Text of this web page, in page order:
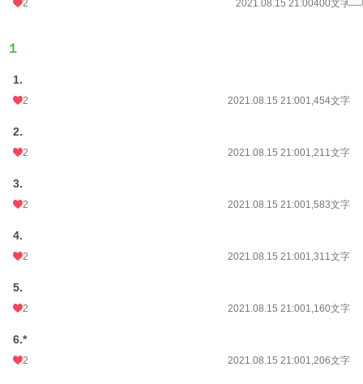
その先にあったものは……。
ヒロインとヒーローの相互視点です。
Ｒ１８シーンのあるページは*が付きます。
初出はエブリスタ様にて。
番外編 2021.4.24〜2021.5.9
多少の加筆修正はしていますが、話は変わっておりません。
ムーンライトノベルズと同タイトルに変更しました。
関連作品(この作品の登場人物が出てきます)
「天使に出会った日」
小説
恋愛
お気に入り
2 2021.08.15 21:00400文字
１
1.
2 2021.08.15 21:001,454文字
2.
2 2021.08.15 21:001,211文字
3.
2 2021.08.15 21:001,583文字
4.
2 2021.08.15 21:001,311文字
5.
2 2021.08.15 21:001,160文字
6.*
2 2021.08.15 21:001,206文字